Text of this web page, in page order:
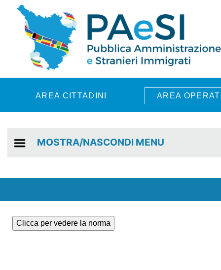
Skip to main content
AREA CITTADINI AREA
MOSTRA/NASCONDI MENU
Clicca per vedere la norma